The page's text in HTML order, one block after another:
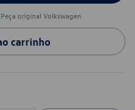
Peça original Volkswagen
carrinho